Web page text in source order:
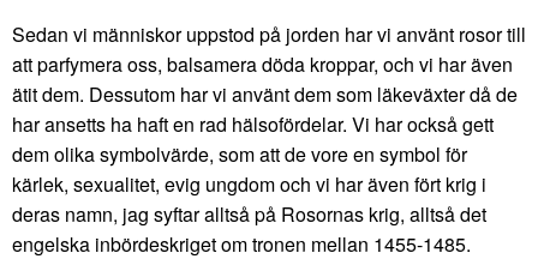
Sedan vi människor uppstod på jorden har vi använt rosor till
att parfymera oss, balsamera döda kroppar, och vi har även
ätit dem. Dessutom har vi använt dem som läkeväxter då de
har ansetts ha haft en rad hälsofördelar. Vi har också gett
dem olika symbolvärde, som att de vore en symbol för
kärlek, sexualitet, evig ungdom och vi har även fört krig i
deras namn, jag syftar alltså på Rosornas krig, alltså det
engelska inbördeskriget om tronen mellan 1455-1485.